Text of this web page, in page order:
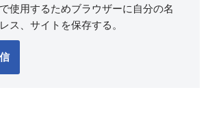
使用するためブラウザーに自分の名
ス、サイトを保存する。